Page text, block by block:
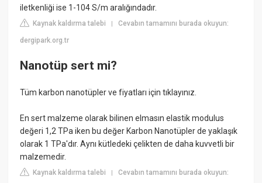
iletkenliği ise 1-104 S/m aralığındadır.
Kaynak kaldırma talebi |Cevabın tamamını burada okuyun:
dergipark.org.tr
Nanotüp sert mi?
Tüm karbon nanotüpler ve fiyatları için tıklayınız.
En sert malzeme olarak bilinen elmasın elastik modulus
değeri 1,2 TPa iken bu değer Karbon Nanotüpler de yaklaşık
olarak 1 TPa'dır. Aynı kütledeki çelikten de daha kuvvetli bir
malzemedir.
Kaynak kaldırma talebi |Cevabın tamamını burada okuyun: